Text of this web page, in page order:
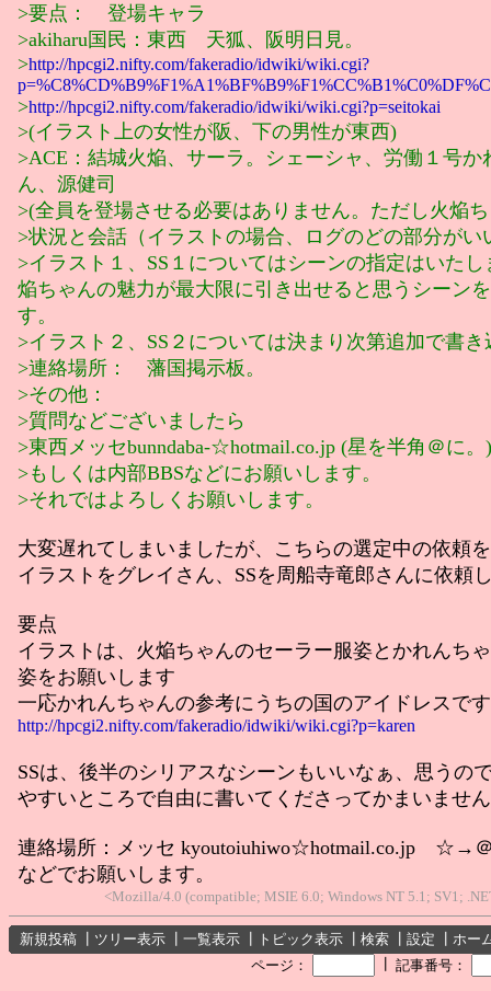
>要点： 登場キャラ
>akiharu国民：東西 天狐、阪明日見。
>http://hpcgi2.nifty.com/fakeradio/idwiki/wiki.cgi?
>http://hpcgi2.nifty.com/fakeradio/idwiki/wiki.cgi?p=seitokai
>(イラスト上の女性が阪、下の男性が東西)
>ACE：結城火焔、サーラ。シェーシャ、労働１号か
ん、源健司
>(全員を登場させる必要はありません。ただし火焔
>状況と会話（イラストの場合、ログのどの部分がい
>イラスト１、SS１についてはシーンの指定はいた
焔ちゃんの魅力が最大限に引き出せると思うシーン
す。
>イラスト２、SS２については決まり次第追加で書
>連絡場所： 藩国掲示板。
>その他：
>質問などございましたら
>東西メッセbunndaba-☆hotmail.co.jp (星を半角＠に。)
>もしくは内部BBSなどにお願いします。
>それではよろしくお願いします。
大変遅れてしまいましたが、こちらの選定中の依頼を
イラストをグレイさん、SSを周船寺竜郎さんに依頼
要点
イラストは、火焔ちゃんのセーラー服姿とかれんち
姿をお願いします
一応かれんちゃんの参考にうちの国のアイドレスで
http://hpcgi2.nifty.com/fakeradio/idwiki/wiki.cgi?p=karen
SSは、後半のシリアスなシーンもいいなぁ、思うの
やすいところで自由に書いてくださってかまいませ
連絡場所：メッセ kyoutoiuhiwo☆hotmail.co.jp ☆→
などでお願いします。
<Mozilla/4.0 (compatible; MSIE 6.0; Windows NT 5.1; SV1;
新規投稿 ツリー表示 一覧表示 トピック表示 検索 設定
ホー
ページ：
記事番号：